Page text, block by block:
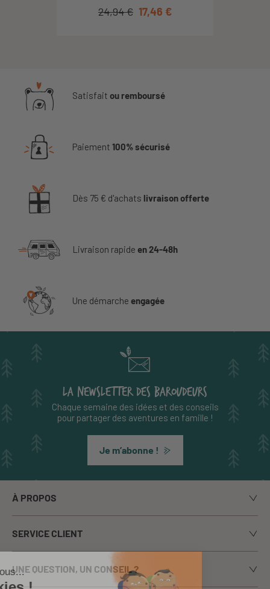
24,94 € 17,46 €
Satisfait ou remboursé
Paiement 100% sécurisé
Dès 75 € d'achats livraison offerte
Livraison rapide en 24-48h
Une démarche engagée
LA NEWSLETTER DES BAROUDEURS
Chaque semaine des idées et des conseils
pour partager des aventures en famille !
Je m’abonne !
À PROPOS
Notre histoire
Le blog
Nos marques
La presse en parle
SERVICE CLIENT
Livraison
Paiement sécurisé
UNE QUESTION, UN CONSEIL ?
Appelez-nous du lundi au vendredi de 9h00 à 17h00